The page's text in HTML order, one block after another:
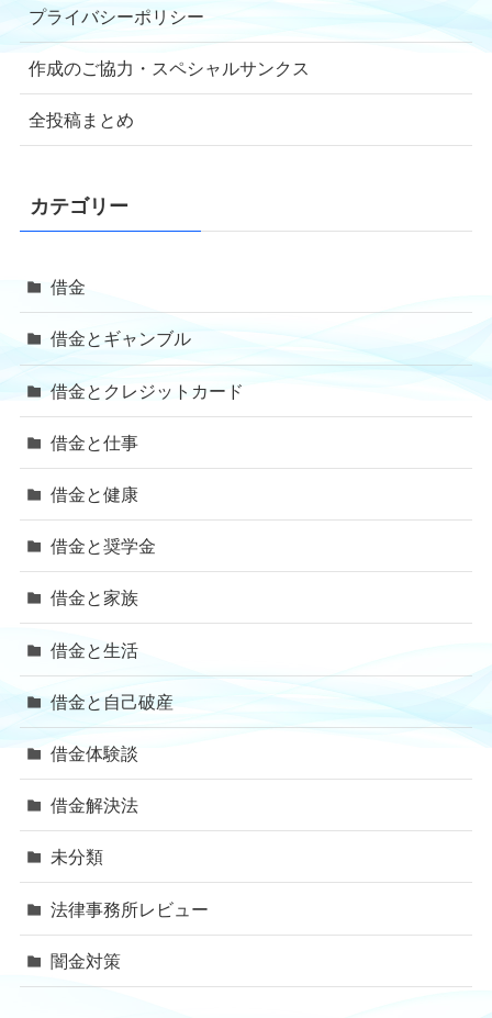
プライバシーポリシー
作成のご協力・スペシャルサンクス
全投稿まとめ
カテゴリー
借金
借金とギャンブル
借金とクレジットカード
借金と仕事
借金と健康
借金と奨学金
借金と家族
借金と生活
借金と自己破産
借金体験談
借金解決法
未分類
法律事務所レビュー
闇金対策